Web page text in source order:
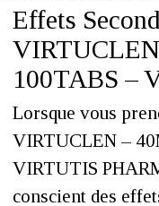
Effets
100TABS –
Lorsque vous
VIRTUCLEN –
VIRTUTIS
conscient des